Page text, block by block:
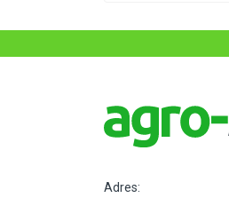
Adres: